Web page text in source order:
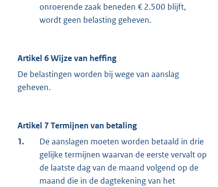
onroerende zaak beneden € 2.500 blijft,
wordt geen belasting geheven.
Artikel 6 Wijze van heffing
De belastingen worden bij wege van aanslag
geheven.
Artikel 7 Termijnen van betaling
1.
De aanslagen moeten worden betaald in drie
gelijke termijnen waarvan de eerste vervalt op
de laatste dag van de maand volgend op de
maand die in de dagtekening van het